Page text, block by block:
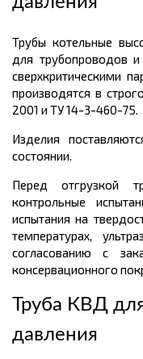
Трубы котельные
для трубопроводов
сверхкритическими
производятся в
2001 и ТУ 14-3-460-75.
Изделия
состоянии.
Перед отгрузкой
контрольные
испытания на
температурах,
согласованию с
консервационного
Труба КВД
давления